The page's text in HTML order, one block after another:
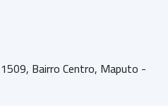
Bairro Centro, Maputo -